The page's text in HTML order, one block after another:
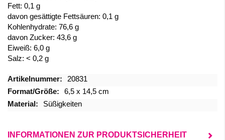
Fett: 0,1 g
davon gesättigte Fettsäuren: 0,1 g
Kohlenhydrate: 76,6 g
davon Zucker: 43,6 g
Eiweiß: 6,0 g
Salz: < 0,2 g
Mehr
Informationen
20831
6,5 x 14,5 cm
Süßigkeiten
INFORMATIONEN ZUR PRODUKTSICHERHEIT